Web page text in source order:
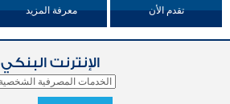
تقدم الأن معرفة المزيد
الإنترنت البنكي